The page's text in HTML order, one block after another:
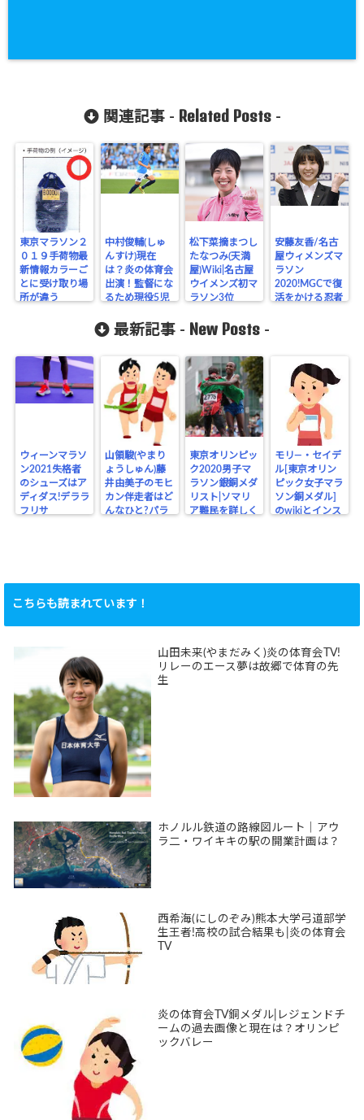
関連記事 - Related Posts-
東京マラソン２
０１９手荷物最
新情報カラーご
とに受け取り場
所が違う
中村俊輔(しゅ
んすけ)現在
は？炎の体育会
出演！監督にな
るため現役5児
松下菜摘まつし
たなつみ(天満
屋)Wiki|名古屋
ウイメンズ初マ
ラソン3位
安藤友香/名古
屋ウィメンズマ
ラソン
2020!MGCで復
活をかける忍者
最新記事 - New Posts -
ウィーンマラソ
ン2021失格者
のシューズはア
ディダス!デララ
フリサ
山領駿(やまり
ょうしゅん)藤
井由美子のモヒ
カン伴走者はど
んなひと?パラ
東京オリンピッ
ク2020男子マ
ラソン銀銅メダ
リスト|ソマリ
ア難民を詳しく
モリ―・セイデ
ル[東京オリン
ピック女子マラ
ソン銅メダル]
のwikiとインス
こちらも読まれています！
山田未来(やまだみく)炎の体育会TV!
リレーのエース夢は故郷で体育の先
生
ホノルル鉄道の路線図ルート｜アウ
ラ二・ワイキキの駅の開業計画は？
西希海(にしのぞみ)熊本大学弓道部学
生王者!高校の試合結果も|炎の体育会
TV
炎の体育会TV銅メダル|レジェンドチ
ームの過去画像と現在は？オリンピ
ックバレー